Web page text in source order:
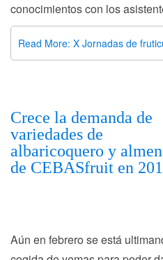
conocimientos con los
Read More: X Jornadas de
Crece la demanda de
variedades de
albaricoquero y
de CEBASfruit en
Aún en febrero se está